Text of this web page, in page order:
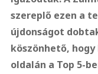
szereplő ezen a
újdonságot
köszönhető,
oldalán a Top 5-